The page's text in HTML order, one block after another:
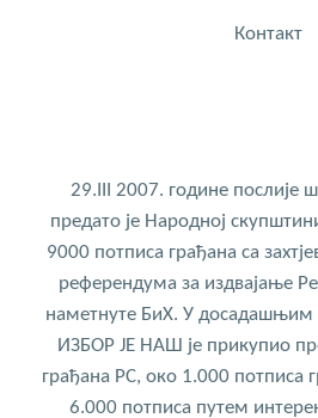
Контакт
29.III 2007. године послије
предато је Народној
9000 потписа грађана са
референдума за издвајање
наметнуте БиХ. У досадашњим
ИЗБОР ЈЕ НАШ је прикупио
грађана РС, око 1.000 потписа
6.000 потписа путем